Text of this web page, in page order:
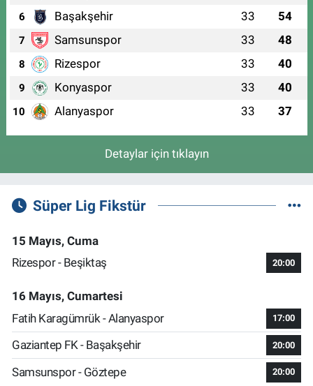
6 Başakşehir 33 54
7 Samsunspor 33 48
8 Rizespor 33 40
9 Konyaspor 33 40
10 Alanyaspor 33 37
Detaylar için tıklayın
Süper Lig Fikstür
15 Mayıs, Cuma
Rizespor - Beşiktaş
20:00
16 Mayıs, Cumartesi
Fatih Karagümrük - Alanyaspor
17:00
Gaziantep FK - Başakşehir 20:00
Samsunspor - Göztepe 20:00